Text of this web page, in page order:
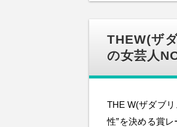
THEW(ザ
の女芸人
THE W(ザダブ
性”を決める賞